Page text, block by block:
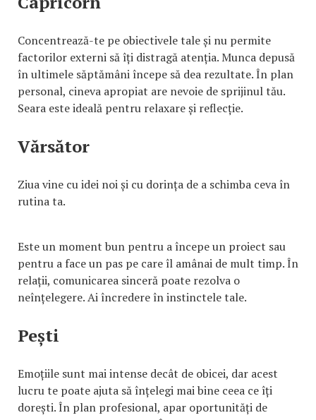
Concentrează-te pe obiectivele tale și nu permite
factorilor externi să îți distragă atenția. Munca depusă
în ultimele săptămâni începe să dea rezultate. În plan
personal, cineva apropiat are nevoie de sprijinul tău.
Seara este ideală pentru relaxare și reflecție.
Vărsător
Ziua vine cu idei noi și cu dorința de a schimba ceva în
rutina ta.
Este un moment bun pentru a începe un proiect sau
pentru a face un pas pe care îl amânai de mult timp. În
relații, comunicarea sinceră poate rezolva o
neînțelegere. Ai încredere în instinctele tale.
Pești
Emoțiile sunt mai intense decât de obicei, dar acest
lucru te poate ajuta să înțelegi mai bine ceea ce îți
dorești. În plan profesional, apar oportunități de